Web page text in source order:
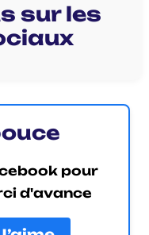
sur les
pour
d'avance